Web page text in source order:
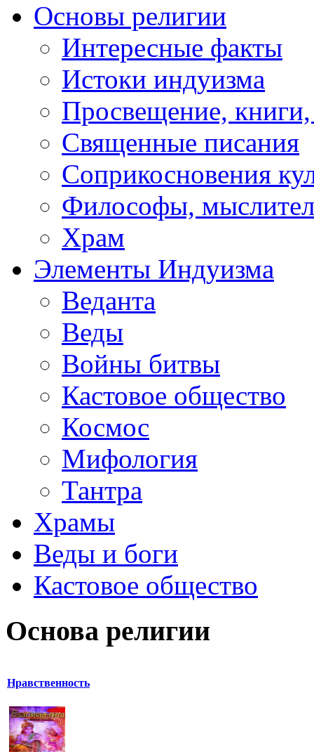
Основы религии
Интересные факты
Истоки индуизма
Просвещение, книги,
Священные писания
Соприкосновения
Философы,
Храм
Элементы Индуизма
Веданта
Веды
Войны битвы
Кастовое общество
Космос
Мифология
Тантра
Храмы
Веды и боги
Кастовое общество
Основа религии
Нравственность